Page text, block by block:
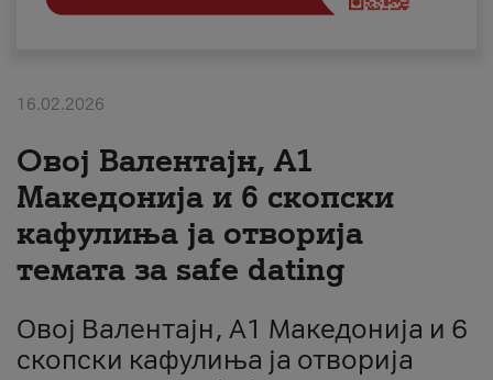
Плати сметка
#ПодобарОнлајн
16.02.2026
Овој Валентајн, A1
Македонија и 6 скопски
кафулиња ја отворија
темата за safe dating
Овој Валентајн, A1 Македонија и 6
скопски кафулиња ја отворија